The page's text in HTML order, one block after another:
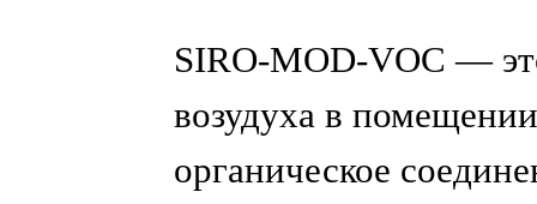
SIRO-MOD-VOC —
возудуха в
органическое